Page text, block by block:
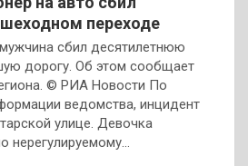
переходе
сбил десятилетнюю
дорогу. Об этом сообщает
© РИА Новости По
ведомства, инцидент
улице. Девочка
нерегулируемому…